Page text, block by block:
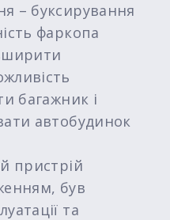
– буксирування
фаркопа
багажник і
автобудинок
пристрій
був
та